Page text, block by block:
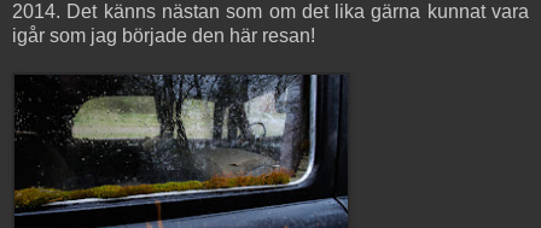
2014. Det känns nästan som om det lika gärna kunnat vara
igår som jag började den här resan!